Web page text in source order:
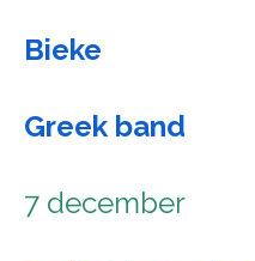
Bieke
Greek band
7 december